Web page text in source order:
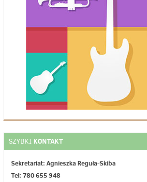
SZYBKI KONTAKT
Sekretariat: Agnieszka Reguła-Skiba
Tel: 780 655 948